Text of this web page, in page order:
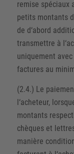
remise spéciaux
petits montants
de d‘abord
transmettre à
uniquement
factures au
(2.4.) Le
l‘acheteur,
montants
chèques et
manière